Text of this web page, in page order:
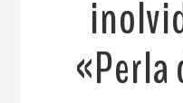
«Perla